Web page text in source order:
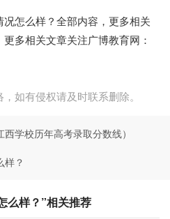
怎么样？全部内容，更多相关
多相关文章关注广博教育网：
如有侵权请及时联系删除。
学校历年高考录取分数线）
样？
么样？”相关推荐